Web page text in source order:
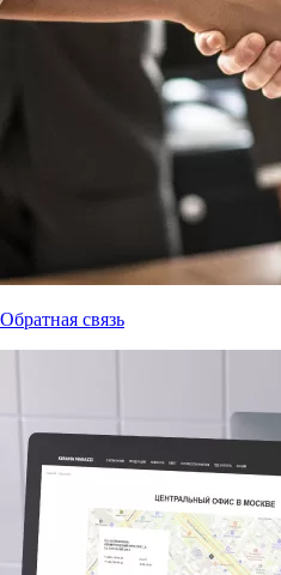
Обратная связь